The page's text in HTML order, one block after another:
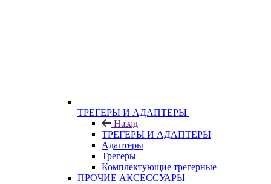
ТРЕГЕРЫ И АДАПТЕРЫ
Назад
ТРЕГЕРЫ И АДАПТЕРЫ
Адаптеры
Трегеры
Комплектующие трегерные
ПРОЧИЕ АКСЕССУАРЫ